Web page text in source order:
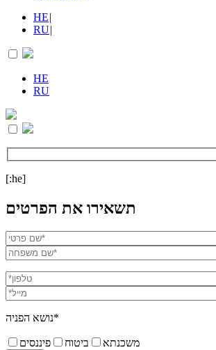
HE|
RU|
HE
RU
[:he]
תשאירו את הפרטים
נושא הפניה*
משכנתא ביטוח פיננסים